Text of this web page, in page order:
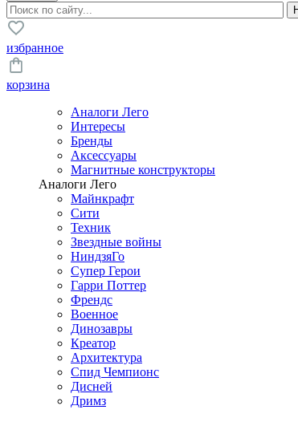
избранное
корзина
Аналоги Лего
Интересы
Бренды
Аксессуары
Магнитные конструкторы
Аналоги Лего
Майнкрафт
Сити
Техник
Звездные войны
НиндзяГо
Супер Герои
Гарри Поттер
Френдс
Военное
Динозавры
Креатор
Архитектура
Спид Чемпионс
Дисней
Дримз